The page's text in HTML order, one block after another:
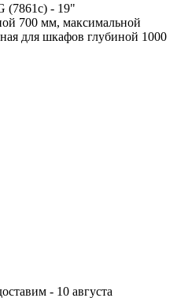
(7861c) - 19"
700 мм, максимальной
для шкафов глубиной 1000
- 10 августа